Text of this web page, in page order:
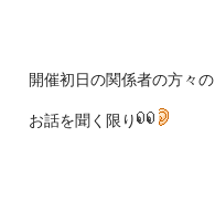
開催初日の関係者の方々の
お話を聞く限り